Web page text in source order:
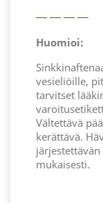
— — — —
Huomioi:
vesieliöille,
tarvitset
Vältettävä
kerättävä.
mukaisesti.